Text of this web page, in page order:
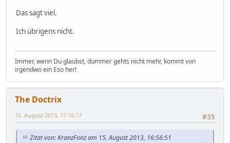
Das sagt viel.
Ich übrigens nicht.
Immer, wenn Du glaubst, dümmer gehts nicht mehr, kommt von
irgendwo ein Eso her!
The Doctrix
#35
15. August 2013, 17:16:17
Zitat von: KranzFonz am 15. August 2013, 16:56:51